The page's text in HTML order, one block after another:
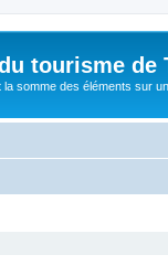
tourisme de
la somme des éléments sur